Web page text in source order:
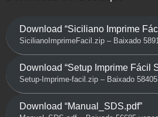
Download “Siciliano Imprime
SicilianoImprimeFacil.zip – Baixado
Download “Setup Imprime Fácil
Setup-Imprime-facil.zip – Baixado
Download “Manual_SDS.pdf”